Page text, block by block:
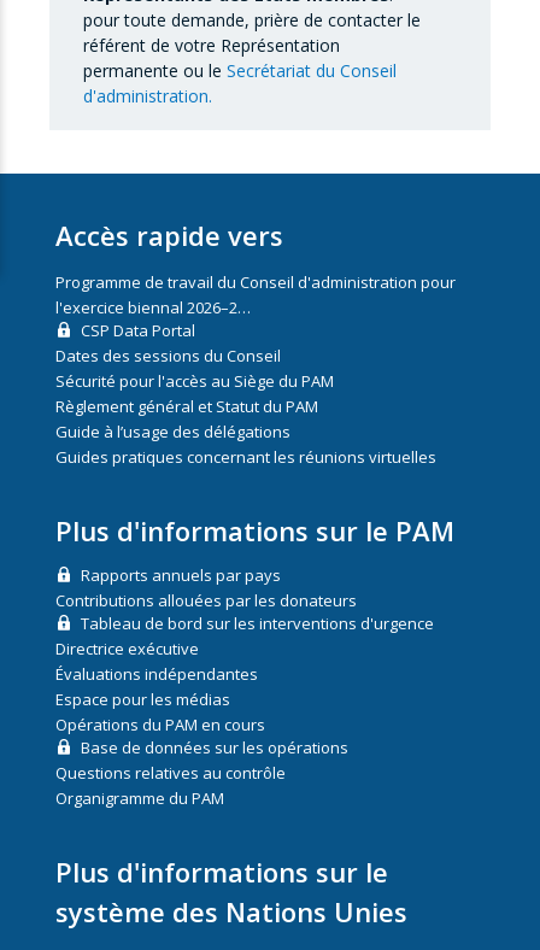
pour toute demande, prière de contacter le
référent de votre Représentation
permanente ou le Secrétariat du Conseil
d'administration.
Accès rapide vers
Programme de travail du Conseil d'administration pour
l'exercice biennal 2026–2…
CSP Data Portal
Dates des sessions du Conseil
Sécurité pour l'accès au Siège du PAM
Règlement général et Statut du PAM
Guide à l’usage des délégations
Guides pratiques concernant les réunions virtuelles
Plus d'informations sur le PAM
Rapports annuels par pays
Contributions allouées par les donateurs
Tableau de bord sur les interventions d'urgence
Directrice exécutive
Évaluations indépendantes
Espace pour les médias
Opérations du PAM en cours
Base de données sur les opérations
Questions relatives au contrôle
Organigramme du PAM
Plus d'informations sur le
système des Nations Unies